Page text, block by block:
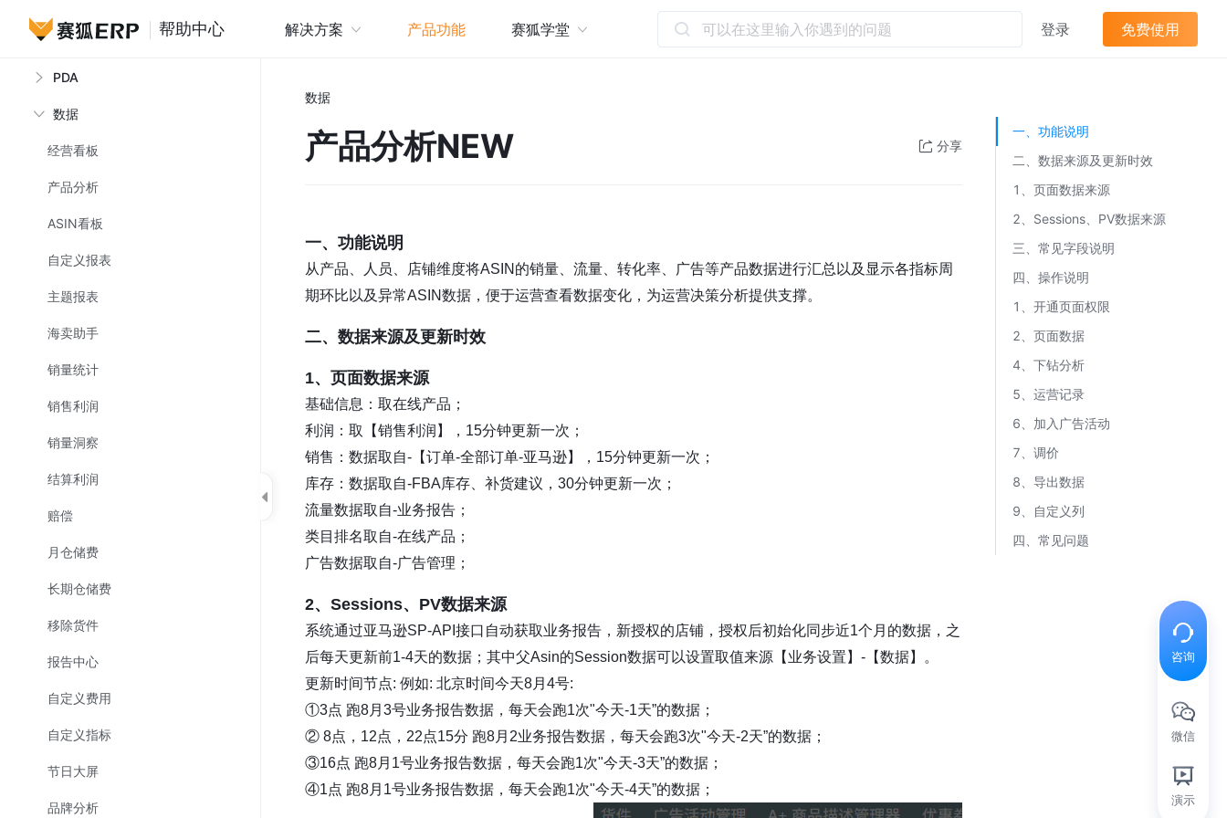
帮助中心 解决方案 产品功能 赛狐学堂 登录 免费使用
赛狐ERP新版亚马逊产品分析功能使用说明:多维度ASIN运营数据决策支持
数据
产品分析NEW 分享
一、功能说明
从产品、人员、店铺维度将ASIN的销量、流量、转化率、广告等产品数据进行汇总以及显示各指标周
期环比以及异常ASIN数据，便于运营查看数据变化，为运营决策分析提供支撑。
二、数据来源及更新时效
1、页面数据来源
基础信息：取在线产品；
利润：取【销售利润】，15分钟更新一次；
销售：数据取自-【订单-全部订单-亚马逊】，15分钟更新一次；
库存：数据取自-FBA库存、补货建议，30分钟更新一次；
流量数据取自-业务报告；
类目排名取自-在线产品；
广告数据取自-广告管理；
2、Sessions、PV数据来源
系统通过亚马逊SP-API接口自动获取业务报告，新授权的店铺，授权后初始化同步近1个月的数据，之
后每天更新前1-4天的数据；其中父Asin的Session数据可以设置取值来源【业务设置】-【数据】。
更新时间节点: 例如: 北京时间今天8月4号:
①3点 跑8月3号业务报告数据，每天会跑1次"今天-1天”的数据；
② 8点，12点，22点15分 跑8月2业务报告数据，每天会跑3次"今天-2天”的数据；
③16点 跑8月1号业务报告数据，每天会跑1次"今天-3天”的数据；
④1点 跑8月1号业务报告数据，每天会跑1次"今天-4天”的数据；
一、功能说明
二、数据来源及更新时效
1、页面数据来源
2、Sessions、PV数据来源
三、常见字段说明
四、操作说明
1、开通页面权限
2、页面数据
4、下钻分析
5、运营记录
6、加入广告活动
7、调价
8、导出数据
9、自定义列
四、常见问题
海外仓库存
PDA
数据
经营看板
产品分析
ASIN看板
自定义报表
主题报表
海卖助手
销量统计
销售利润
销量洞察
结算利润
赔偿
月仓储费
长期仓储费
移除货件
报告中心
自定义费用
自定义指标
节日大屏
品牌分析
咨询
微信
演示